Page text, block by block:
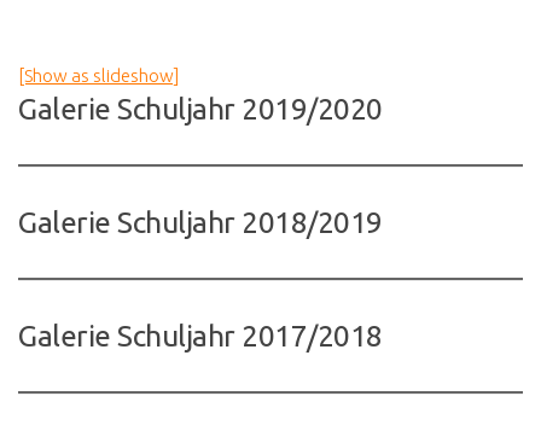
[Show as slideshow]
Galerie Schuljahr 2019/2020
Galerie Schuljahr 2018/2019
Galerie Schuljahr 2017/2018